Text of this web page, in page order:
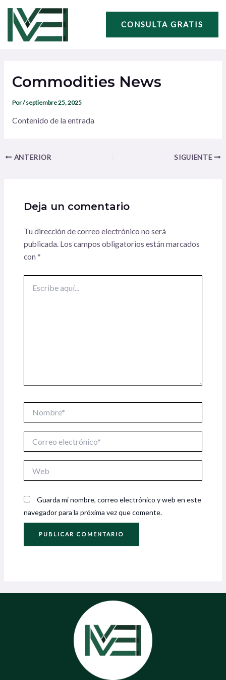
contenido
CONSULTA GRATIS
Commodities News
Por/septiembre 25, 2025
Contenido de la entrada
entradas
ANTERIOR SIGUIENTE
Deja un comentario
Tu dirección de correo electrónico no será
publicada. Los campos obligatorios están marcados
con *
aquí...
electrónico*
Guarda mi nombre, correo electrónico y web en este
navegador para la próxima vez que comente.